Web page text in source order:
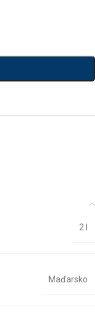
2 l
Maďarsko